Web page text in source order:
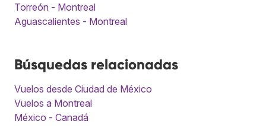
Torreón - Montreal
Aguascalientes - Montreal
Búsquedas relacionadas
Vuelos desde Ciudad de México
Vuelos a Montreal
México - Canadá